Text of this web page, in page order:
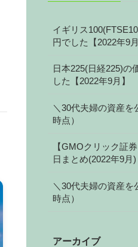
イギリス
円でした【2022年9月
日本225(日経225)の
した【2022年9月】
＼30代夫婦の資産を
時点）
【GMOクリック証
日まとめ(2022年9月)
＼30代夫婦の資産を
時点）
アーカイブ